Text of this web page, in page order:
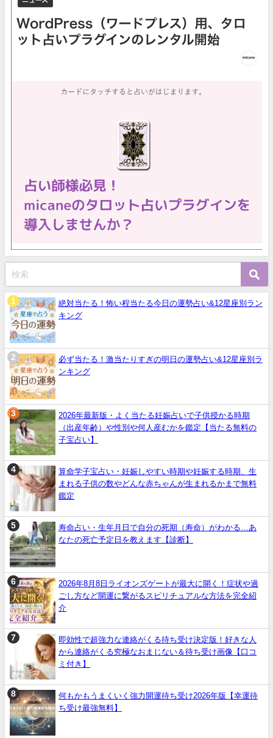
絶対当たる！怖い程当たる今日の運勢占い&12星座別ラン
キング
必ず当たる！激当たりすぎの明日の運勢占い&12星座別ラ
ンキング
2026年最新版・よく当たる妊娠占いで子供授かる時期
（出産年齢）や性別や何人産むかを鑑定【当たる無料の
子宝占い】
算命学子宝占い・妊娠しやすい時期や妊娠する時期、生
まれる子供の数やどんな赤ちゃんが生まれるかまで無料
鑑定
寿命占い・生年月日で自分の死期（寿命）がわかる…あ
なたの死亡予定日を教えます【診断】
2026年8月8日ライオンズゲートが最大に開く！症状や過
ごし方など開運に繋がるスピリチュアルな方法を完全紹
介
即効性で超強力な連絡がくる待ち受け決定版！好きな人
から連絡がくる究極なおまじない＆待ち受け画像【口コ
ミ付き】
何もかもうまくいく強力開運待ち受け2026年版【幸運待
ち受け最強無料】